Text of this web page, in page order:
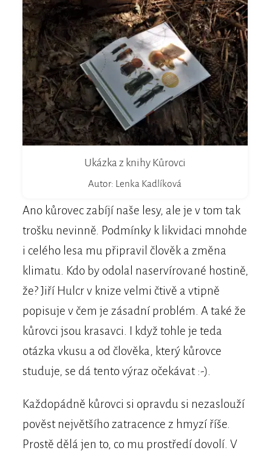
Ukázka z knihy Kůrovci
Autor: Lenka Kadlíková
Ano kůrovec zabíjí naše lesy, ale je v tom tak
trošku nevinně. Podmínky k likvidaci mnohde
i celého lesa mu připravil člověk a změna
klimatu. Kdo by odolal naservírované hostině,
že? Jiří Hulcr v knize velmi čtivě a vtipně
popisuje v čem je zásadní problém. A také že
kůrovci jsou krasavci. I když tohle je teda
otázka vkusu a od člověka, který kůrovce
studuje, se dá tento výraz očekávat :-).
Každopádně kůrovci si opravdu si nezaslouží
pověst největšího zatracence z hmyzí říše.
Prostě dělá jen to, co mu prostředí dovolí. V